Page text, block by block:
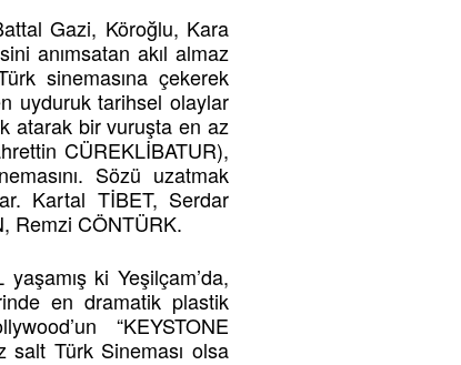
Gazi, Köroğlu, Kara
anımsatan akıl almaz
sinemasına çekerek
uyduruk tarihsel olaylar
atarak bir vuruşta en az
CÜREKLİBATUR),
Sözü uzatmak
Kartal TİBET, Serdar
Remzi CÖNTÜRK.
ki Yeşilçam’da,
en dramatik plastik
“KEYSTONE
salt Türk Sineması olsa